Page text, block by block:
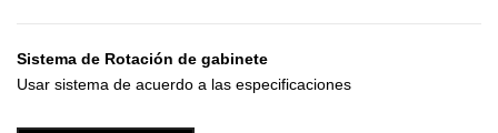
Sistema de Rotación de gabinete
Usar sistema de acuerdo a las especificaciones